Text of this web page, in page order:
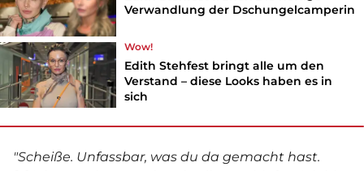
Verwandlung der Dschungelcamperin
Wow!
Edith Stehfest bringt alle um den
Verstand – diese Looks haben es in
sich
"Scheiße. Unfassbar, was du da gemacht hast.